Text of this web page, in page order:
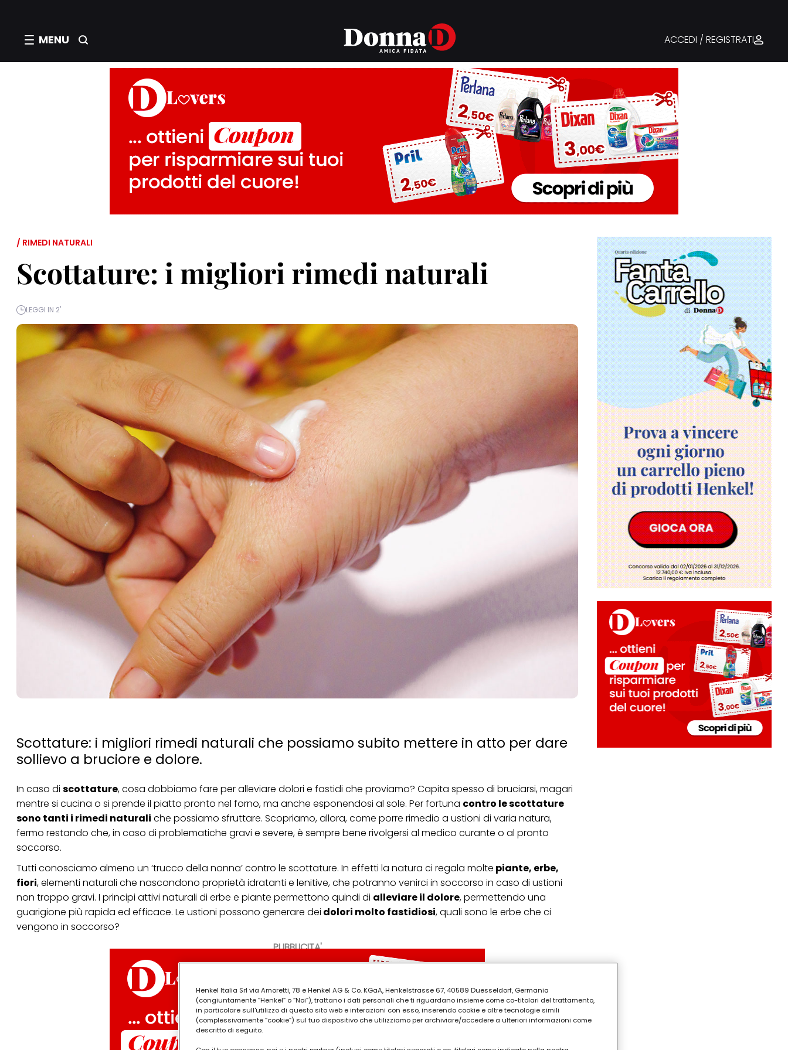
MENU ACCEDI / REGISTRATI
/ RIMEDI NATURALI
Scottature: i migliori rimedi naturali
LEGGI IN 2'
Scottature: i migliori rimedi naturali che possiamo subito mettere in atto per dare
sollievo a bruciore e dolore.
PUBBLICITA'
In caso di scottature, cosa dobbiamo fare per alleviare dolori e fastidi che proviamo? Capita spesso di bruciarsi, magari
mentre si cucina o si prende il piatto pronto nel forno, ma anche esponendosi al sole. Per fortuna contro le scottature
sono tanti i rimedi naturali che possiamo sfruttare. Scopriamo, allora, come porre rimedio a ustioni di varia natura,
fermo restando che, in caso di problematiche gravi e severe, è sempre bene rivolgersi al medico curante o al pronto
soccorso.
Tutti conosciamo almeno un ‘trucco della nonna’ contro le scottature. In effetti la natura ci regala molte piante, erbe,
fiori, elementi naturali che nascondono proprietà idratanti e lenitive, che potranno venirci in soccorso in caso di ustioni
non troppo gravi. I principi attivi naturali di erbe e piante permettono quindi di alleviare il dolore, permettendo una
guarigione più rapida ed efficace. Le ustioni possono generare dei dolori molto fastidiosi, quali sono le erbe che ci
vengono in soccorso?
Henkel Italia Srl via Amoretti, 78 e Henkel AG & Co. KGaA, Henkelstrasse 67, 40589 Duesseldorf, Germania
(congiuntamente “Henkel” o “Noi”), trattano i dati personali che ti riguardano insieme come co-titolari del trattamento,
in particolare sull'utilizzo di questo sito web e interazioni con esso, inserendo cookie e altre tecnologie simili
(complessivamente “cookie”) sul tuo dispositivo che utilizziamo per archiviare/accedere a ulteriori informazioni come
descritto di seguito.